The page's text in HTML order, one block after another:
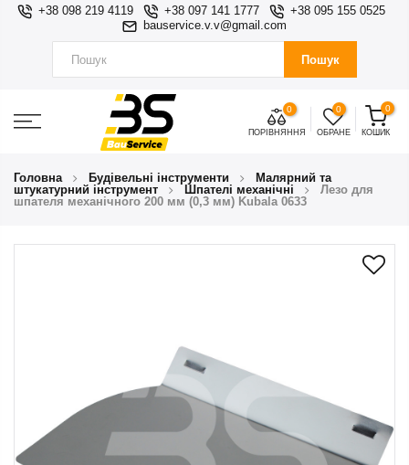
+38 098 219 4119 +38 097 141 1777
+38 095 155 0525
bauservice.v.v@gmail.com
Пошук
0
ПОРІВНЯННЯ
0
ОБРАНЕ
0
КОШИК
Головна Будівельні інструменти
Малярний та
штукатурний інструмент
Шпателі механічні
Лезо для
шпателя механічного 200 мм (0,3 мм) Kubala 0633